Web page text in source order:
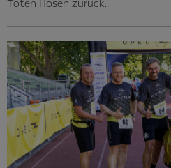
Toten Hosen zurück.